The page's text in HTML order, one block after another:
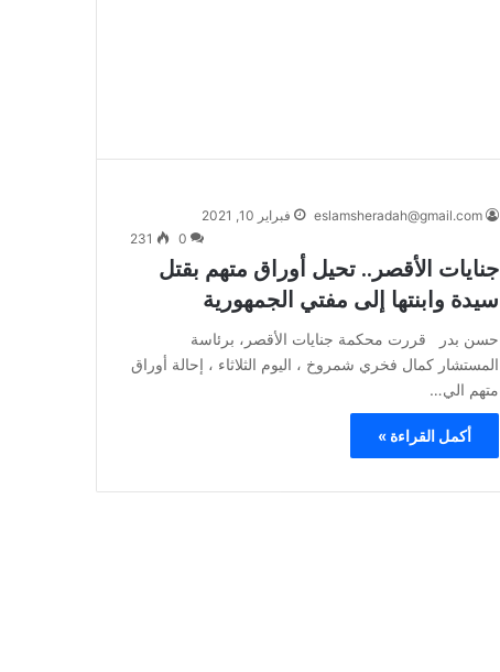
eslamsheradah@gmail.com
فبراير 10, 2021
0
231
جنايات الأقصر.. تحيل أوراق متهم بقتل
سيدة وابنتها إلى مفتي الجمهورية
حسن بدر قررت محكمة جنايات الأقصر، برئاسة
المستشار كمال فخري شمروخ ، اليوم الثلاثاء ، إحالة أوراق
متهم الي…
أكمل القراءة »